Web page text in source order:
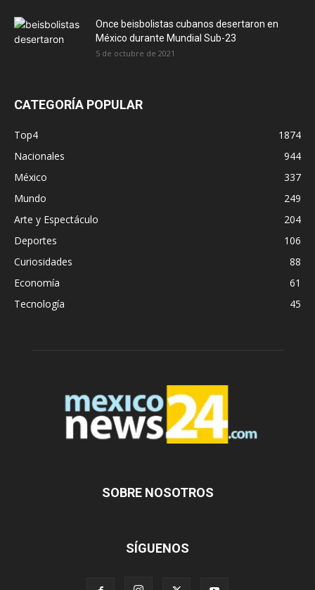
Once beisbolistas cubanos desertaron en
México durante Mundial Sub-23
5 de octubre de 2021
CATEGORÍA POPULAR
Top4
1874
Nacionales
944
México
337
Mundo
249
Arte y Espectáculo
204
Deportes
106
Curiosidades
88
Economía
61
Tecnología
45
SOBRE NOSOTROS
SÍGUENOS